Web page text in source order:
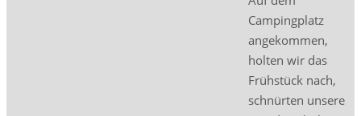
Campingplatz
angekommen,
holten wir das
Frühstück nach,
schnürten unsere